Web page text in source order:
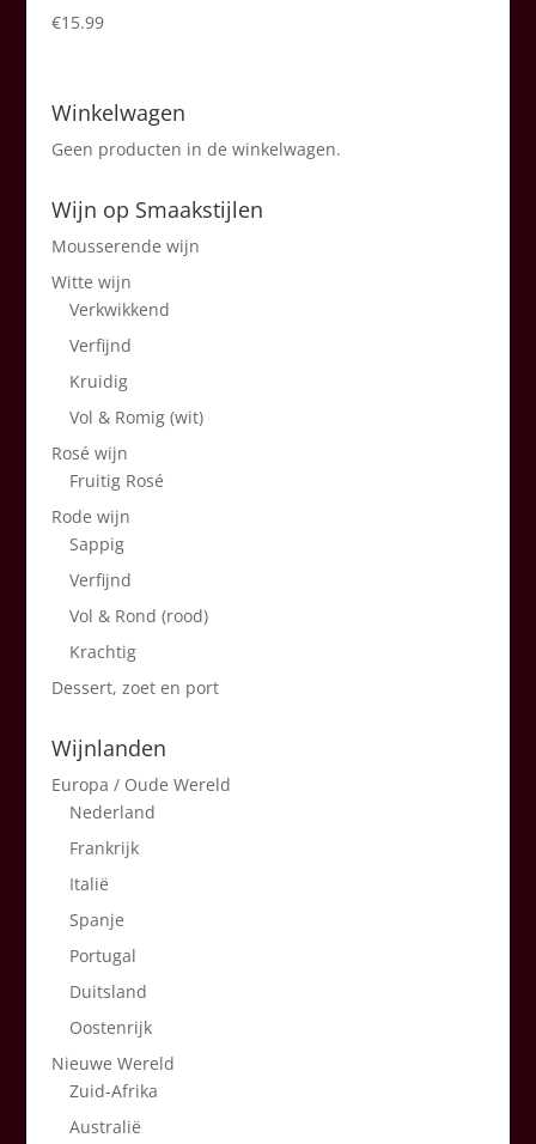
€15.99
Winkelwagen
Geen producten in de winkelwagen.
Wijn op Smaakstijlen
Mousserende wijn
Witte wijn
Verkwikkend
Verfijnd
Kruidig
Vol & Romig (wit)
Rosé wijn
Fruitig Rosé
Rode wijn
Sappig
Verfijnd
Vol & Rond (rood)
Krachtig
Dessert, zoet en port
Wijnlanden
Europa / Oude Wereld
Nederland
Frankrijk
Italië
Spanje
Portugal
Duitsland
Oostenrijk
Nieuwe Wereld
Zuid-Afrika
Australië